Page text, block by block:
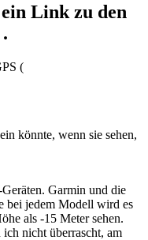
Link zu den
.
(
könnte, wenn sie sehen,
Garmin und die
bei jedem Modell wird es
als -15 Meter sehen.
nicht überrascht, am